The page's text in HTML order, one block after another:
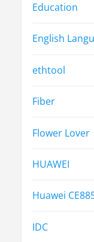
Education
English
ethtool
Fiber
Flower Lover
HUAWEI
Huawei
IDC